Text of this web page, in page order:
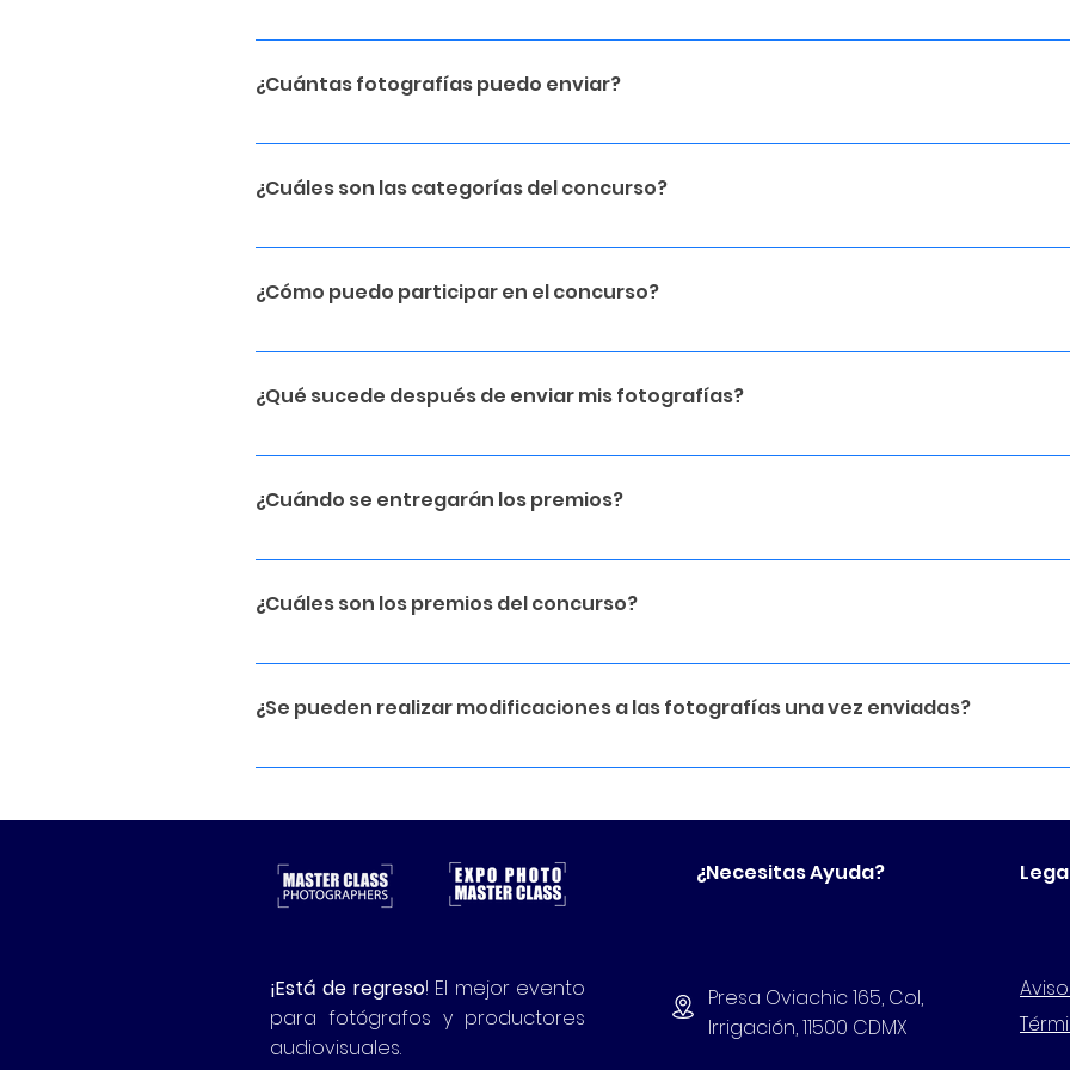
Fechas Disponibles proximamente... Convocatoria: . Pre-Selección: Jueceo: Ganadores:
¿Cuántas fotografías puedo enviar?
Puedes enviar de 5 a 10 fotografías en total, con un límite de 3 fotografías por
¿Cuáles son las categorías del concurso?
Naturaleza y Paisaje Retrato Bebés y Familia Boda y Sociales Documental Urbano
¿Cómo puedo participar en el concurso?
Primero, debes crear una cuenta en la plataforma https://
olvides añadir un título y una descripción para cada imagen.
¿Qué sucede después de enviar mis fotografías?
Las fotografías serán evaluadas durante el periodo de pre-selección. Los
ganadores serán anunciados en la Cena de Gala de Expo Photo Master Class.
¿Cuándo se entregarán los premios?
Los premios se entregarán durante la Cena de Gala en el Expo Photo Master Class
¿Cuáles son los premios del concurso?
Mención Honorífica: Reconocimiento y exposición de tu fotografía en la Cena de Gala.
¿Se pueden realizar modificaciones a las fotografías una vez enviadas?
No, una vez que las fotografías son enviadas para el concurso, no se pueden
¿Necesitas Ayuda?
¡Está de regreso! El mejor evento
para fotógrafos y productores
audiovisuales.
Presa Oviachic 165, Col,
Irrigación, 11500 CDMX